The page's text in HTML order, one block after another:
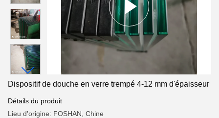
Dispositif de douche en verre trempé 4-12 mm d'épaisseur
Détails du produit
Lieu d'origine: FOSHAN, Chine